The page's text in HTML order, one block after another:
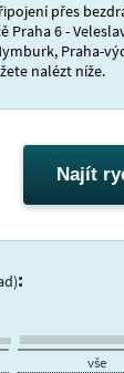
přes
6 -
Praha-
nalézt níže.
Najít
:
vše